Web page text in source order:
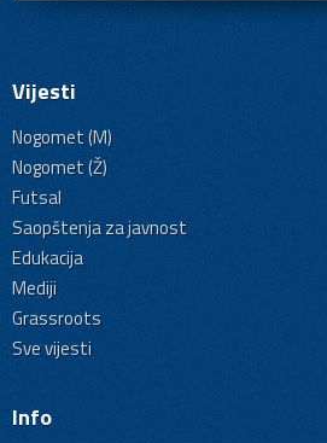
Vijesti
Nogomet (M)
Nogomet (Ž)
Futsal
Saopštenja za javnost
Edukacija
Mediji
Grassroots
Sve vijesti
Info